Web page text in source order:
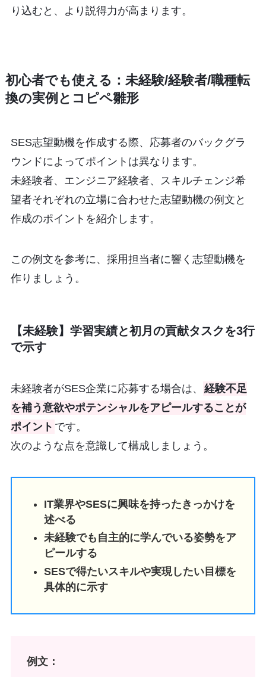
り込むと、より説得力が高まります。
初心者でも使える：未経験/経験者/職種転
換の実例とコピペ雛形
SES志望動機を作成する際、応募者のバックグラ
ウンドによってポイントは異なります。
未経験者、エンジニア経験者、スキルチェンジ希
望者それぞれの立場に合わせた志望動機の例文と
作成のポイントを紹介します。
この例文を参考に、採用担当者に響く志望動機を
作りましょう。
【未経験】学習実績と初月の貢献タスクを3行
で示す
未経験者がSES企業に応募する場合は、
経験不足
を補う意欲やポテンシャルをアピールすることが
ポイント です。
次のような点を意識して構成しましょう。
IT業界やSESに興味を持ったきっかけを
述べる
未経験でも自主的に学んでいる姿勢をア
ピールする
SESで得たいスキルや実現したい目標を
具体的に示す
例文：